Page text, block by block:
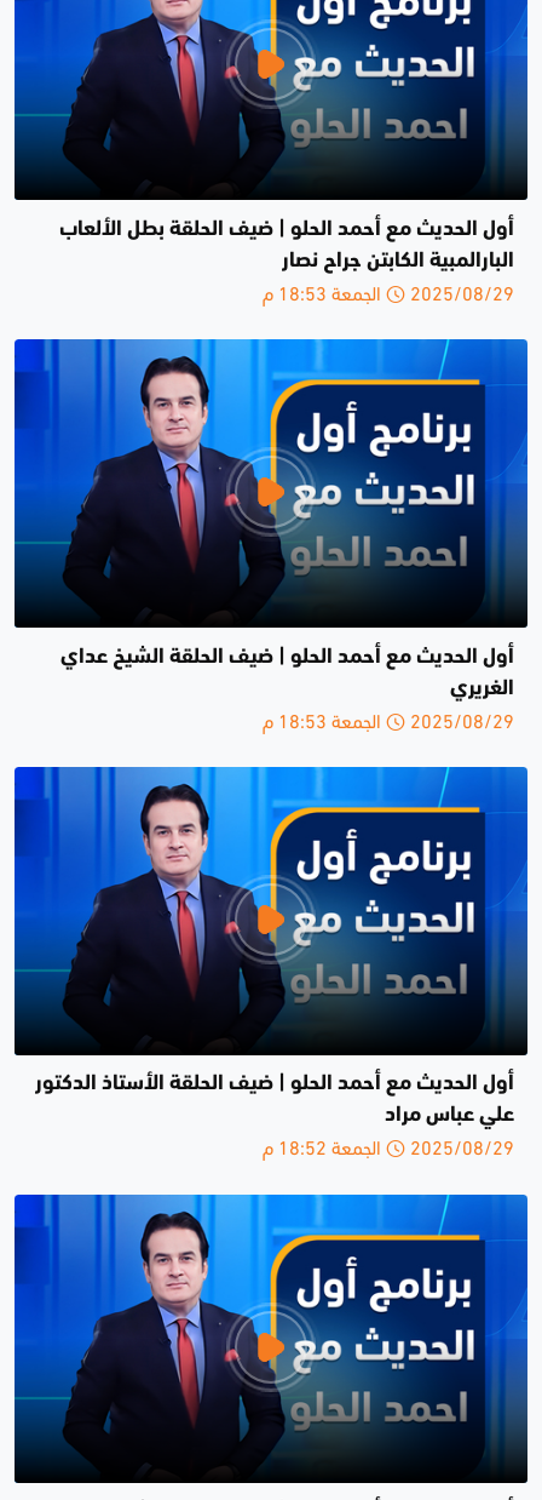
أول الحديث مع أحمد الحلو | ضيف الحلقة بطل الألعاب
البارالمبية الكابتن جراح نصار
2025/08/29 الجمعة 18:53 م
أول الحديث مع أحمد الحلو | ضيف الحلقة الشيخ عداي
الغريري
2025/08/29 الجمعة 18:53 م
أول الحديث مع أحمد الحلو | ضيف الحلقة الأستاذ الدكتور
علي عباس مراد
2025/08/29 الجمعة 18:52 م